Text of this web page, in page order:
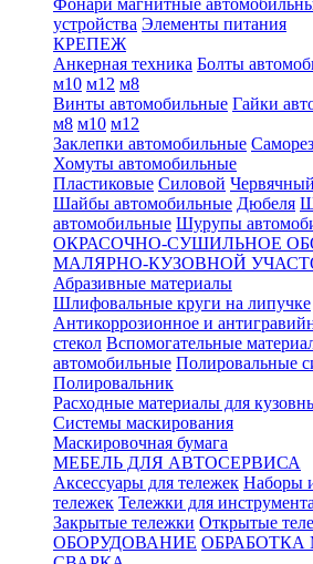
Фонари магнитные
устройства Элементы питания
КРЕПЕЖ
Анкерная техника Болты
м10 м12 м8
Винты автомобильные Гайки
м8 м10 м12
Заклепки автомобильные
Хомуты автомобильные
Пластиковые Силовой Червячный
Шайбы автомобильные Дюбеля
автомобильные Шурупы
ОКРАСОЧНО-СУШИЛЬНОЕ
МАЛЯРНО-КУЗОВНОЙ
Абразивные материалы
Шлифовальные круги на липучке
Антикоррозионное и
стекол Вспомогательные
автомобильные Полировальные
Полировальник
Расходные материалы для
Системы маскирования
Маскировочная бумага
МЕБЕЛЬ ДЛЯ АВТОСЕРВИСА
Аксессуары для тележек Наборы
тележек Тележки для инструмента
Закрытые тележки Открытые
ОБОРУДОВАНИЕ ОБРАБОТКА